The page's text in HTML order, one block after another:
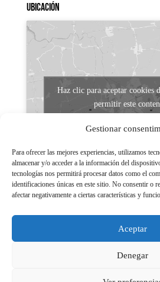
Gestionar
Para ofrecer las mejores experiencias, utilizamos
almacenar y/o acceder a la información del
tecnologías nos permitirá procesar datos como el
identificaciones únicas en este sitio. No consentir o
afectar negativamente a ciertas características y
Aceptar
Denegar
Ubicación
Haz clic para aceptar cookies
permitir este
Aviso legal